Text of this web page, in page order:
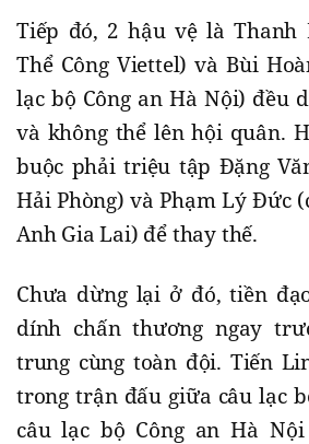
Tiếp đó, 2 hậu vệ là Thanh
Thể Công Viettel) và Bùi
lạc bộ Công an Hà Nội) đều
và không thể lên hội quân.
buộc phải triệu tập Đặng
Hải Phòng) và Phạm Lý Đức
Anh Gia Lai) để thay thế.
Chưa dừng lại ở đó, tiền
dính chấn thương ngay
trung cùng toàn đội. Tiến
trong trận đấu giữa câu lạc
câu lạc bộ Công an Hà